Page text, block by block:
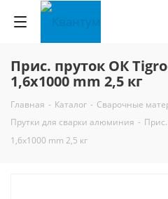
Прис. пруток ОК
1,6х1000 mm 2,5 кг
Главная - Каталог - Сварочные
Прутки для сварки алюминия -
1,6х1000 mm 2,5 кг